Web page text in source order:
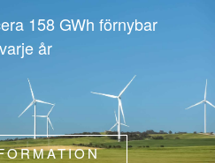
158 GWh förnybar
år